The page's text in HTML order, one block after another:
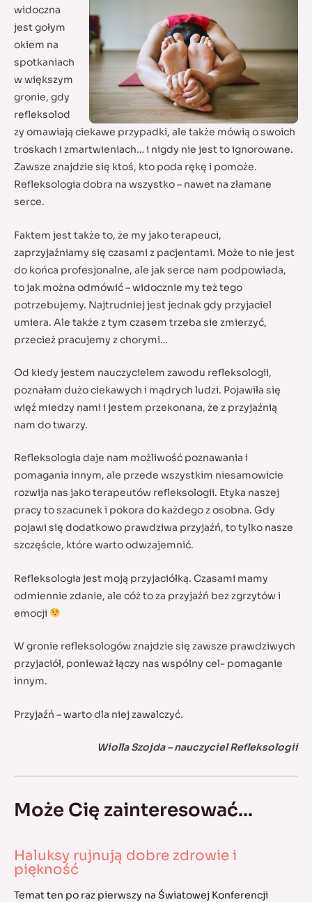
widoczna
jest gołym
okiem na
spotkaniach
w większym
gronie, gdy
refleksolod
zy omawiają ciekawe przypadki, ale także mówią o swoich
troskach i zmartwieniach… i nigdy nie jest to ignorowane.
Zawsze znajdzie się ktoś, kto poda rękę i pomoże.
Refleksologia dobra na wszystko – nawet na złamane
serce.
Faktem jest także to, że my jako terapeuci,
zaprzyjaźniamy się czasami z pacjentami. Może to nie jest
do końca profesjonalne, ale jak serce nam podpowiada,
to jak można odmówić – widocznie my też tego
potrzebujemy. Najtrudniej jest jednak gdy przyjaciel
umiera. Ale także z tym czasem trzeba sie zmierzyć,
przecież pracujemy z chorymi…
Od kiedy jestem nauczycielem zawodu refleksologii,
poznałam dużo ciekawych i mądrych ludzi. Pojawiła się
więź miedzy nami i jestem przekonana, że z przyjaźnią
nam do twarzy.
Refleksologia daje nam możliwość poznawania i
pomagania innym, ale przede wszystkim niesamowicie
rozwija nas jako terapeutów refleksologii. Etyka naszej
pracy to szacunek i pokora do każdego z osobna. Gdy
pojawi się dodatkowo prawdziwa przyjaźń, to tylko nasze
szczęście, które warto odwzajemnić.
Refleksologia jest moją przyjaciółką. Czasami mamy
odmiennie zdanie, ale cóż to za przyjaźń bez zgrzytów i
emocji
W gronie refleksologów znajdzie się zawsze prawdziwych
przyjaciół, ponieważ łączy nas wspólny cel- pomaganie
innym.
Przyjaźń – warto dla niej zawalczyć.
Wiolla Szojda – nauczyciel Refleksologii
Może Cię zainteresować...
Haluksy rujnują dobre zdrowie i
piękność
Temat ten po raz pierwszy na Światowej Konferencji